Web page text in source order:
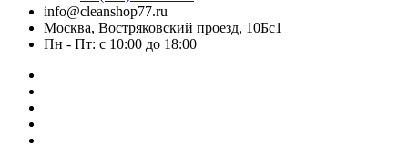
info@cleanshop77.ru
Москва, Востряковский проезд, 10Бс1
Пн - Пт: с 10:00 до 18:00